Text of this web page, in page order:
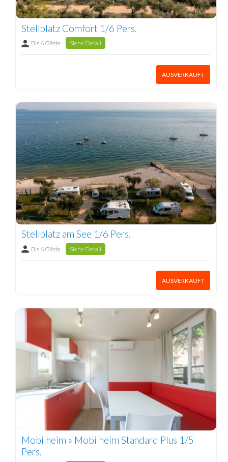
Stellplatz Comfort 1/6 Pers.
Bis 6 Gäste Siehe Detail
AUSVERKAUFT
Stellplatz am See 1/6 Pers.
Bis 6 Gäste Siehe Detail
AUSVERKAUFT
Mobilheim » Mobilheim Standard Plus 1/5
Pers.